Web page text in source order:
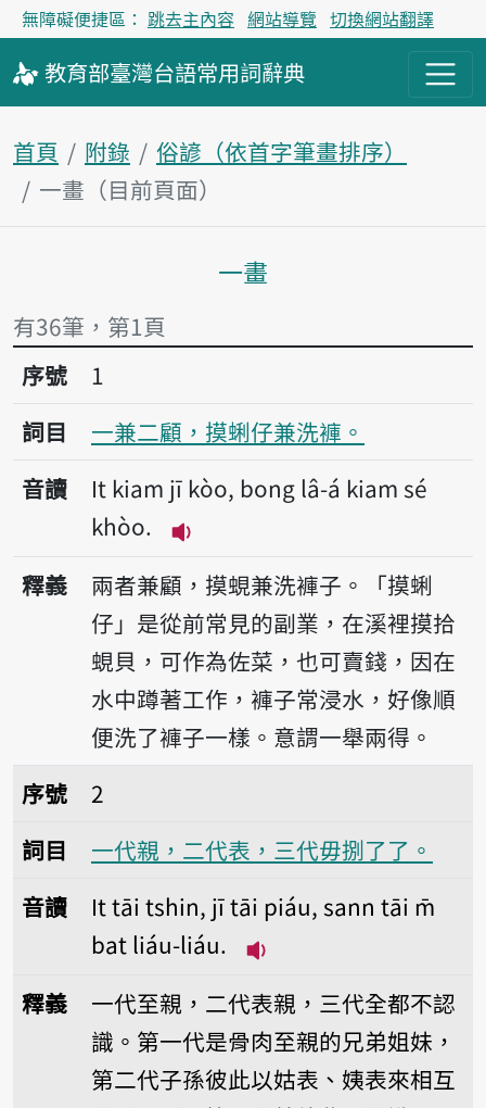
無障礙便捷區： 跳去主內容 網站導覽 切換網站翻譯
教育部臺灣台語常用詞辭典
首頁 附錄
俗諺（依首字筆畫排序）
一畫（目前頁面）
主內容區塊
一畫
有36筆，第1頁
序號1一兼二顧，摸蜊仔兼洗褲。
序號
1
詞目
一兼二顧，摸蜊仔兼洗褲。
音讀
It kiam jī kòo, bong lâ-á kiam sé
khòo.
播放音讀It kiam jī kòo, bong
釋義
兩者兼顧，摸蜆兼洗褲子。「摸蜊
仔」是從前常見的副業，在溪裡摸拾
蜆貝，可作為佐菜，也可賣錢，因在
水中蹲著工作，褲子常浸水，好像順
便洗了褲子一樣。意謂一舉兩得。
序號2一代親，二代表，三代毋捌了了。
序號
2
詞目
一代親，二代表，三代毋捌了了。
音讀
It tāi tshin, jī tāi piáu, sann tāi m̄
bat liáu-liáu.
釋義
一代至親，二代表親，三代全都不認
識。第一代是骨肉至親的兄弟姐妹，
第二代子孫彼此以姑表、姨表來相互